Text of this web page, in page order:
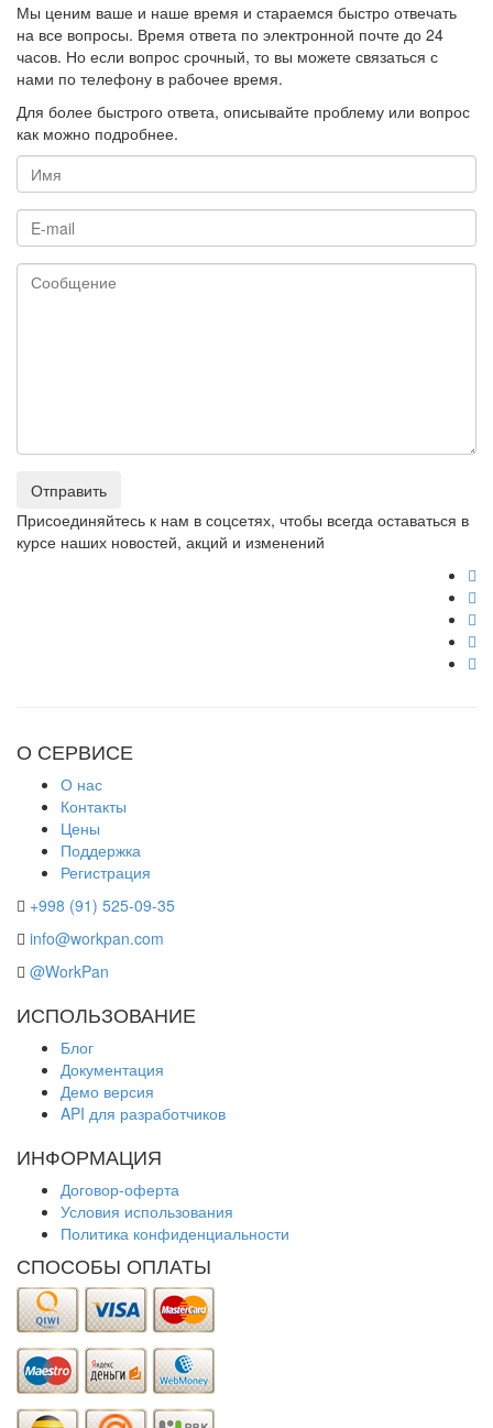
Мы ценим ваше и наше время и стараемся быстро отвечать
на все вопросы. Время ответа по электронной почте до 24
часов. Но если вопрос срочный, то вы можете связаться с
нами по телефону в рабочее время.
Для более быстрого ответа, описывайте проблему или вопрос
как можно подробнее.
Отправить
Присоединяйтесь к нам в соцсетях, чтобы всегда оставаться в
курсе наших новостей, акций и изменений
О СЕРВИСЕ
О нас
Контакты
Цены
Поддержка
Регистрация
+998 (91) 525-09-35
info@workpan.com
@WorkPan
ИСПОЛЬЗОВАНИЕ
Блог
Документация
Демо версия
API для разработчиков
ИНФОРМАЦИЯ
Договор-оферта
Условия использования
Политика конфиденциальности
СПОСОБЫ ОПЛАТЫ